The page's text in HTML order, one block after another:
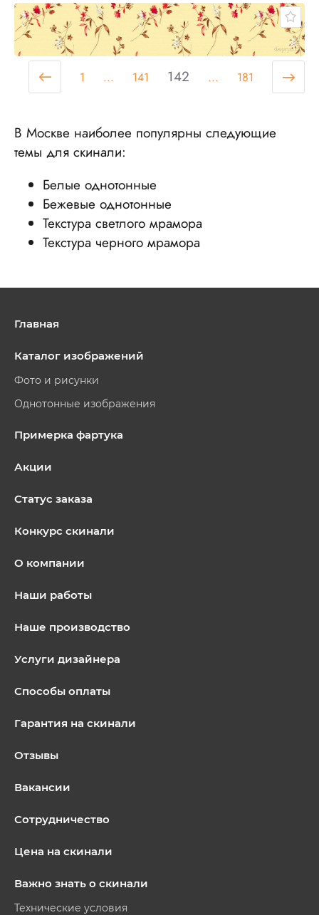
1 ... 141 142 ... 181
В Москве наиболее популярны следующие
темы для скинали:
Белые однотонные
Бежевые однотонные
Текстура светлого мрамора
Текстура черного мрамора
Главная
Каталог изображений
Фото и рисунки
Однотонные изображения
Примерка фартука
Акции
Статус заказа
Конкурс скинали
О компании
Наши работы
Наше производство
Услуги дизайнера
Способы оплаты
Гарантия на скинали
Отзывы
Вакансии
Сотрудничество
Цена на скинали
Важно знать о скинали
Технические условия